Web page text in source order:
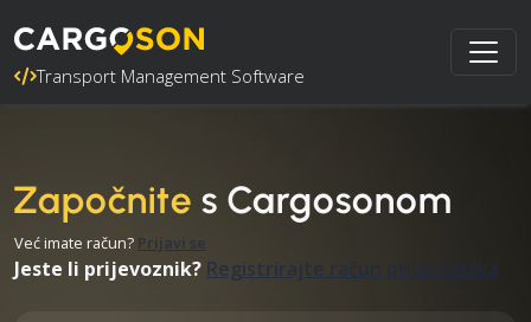
Transport Management Software
Započnite s Cargosonom
Već imate račun? Prijavi se
Jeste li prijevoznik? Registrirajte račun prijevoznika